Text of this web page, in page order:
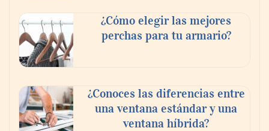
¿Cómo elegir las mejores
perchas para tu armario?
¿Conoces las diferencias entre
una ventana estándar y una
ventana híbrida?